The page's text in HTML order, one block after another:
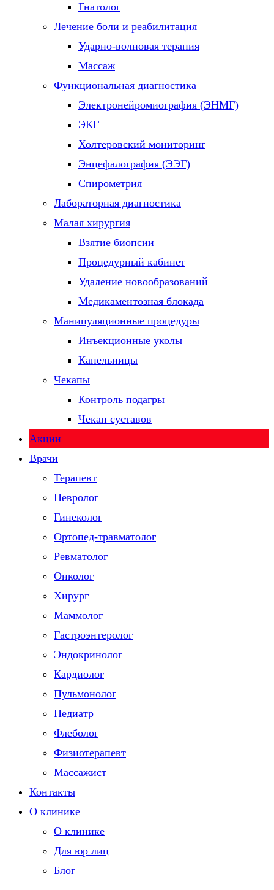
Гнатолог
Лечение боли и реабилитация
Ударно-волновая терапия
Массаж
Функциональная диагностика
Электронейромиография (ЭНМГ)
ЭКГ
Холтеровский мониторинг
Энцефалография (ЭЭГ)
Спирометрия
Лабораторная диагностика
Малая хирургия
Взятие биопсии
Процедурный кабинет
Удаление новообразований
Медикаментозная блокада
Манипуляционные процедуры
Инъекционные уколы
Капельницы
Чекапы
Контроль подагры
Чекап суставов
Акции
Врачи
Терапевт
Невролог
Гинеколог
Ортопед-травматолог
Ревматолог
Онколог
Хирург
Маммолог
Гастроэнтеролог
Эндокринолог
Кардиолог
Пульмонолог
Педиатр
Флеболог
Физиотерапевт
Массажист
Контакты
О клинике
О клинике
Для юр лиц
Блог